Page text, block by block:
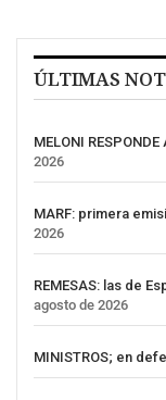
ÚLTIMAS
MELONI
2026
MARF: primera
2026
REMESAS: las de
agosto de 2026
MINISTROS; en